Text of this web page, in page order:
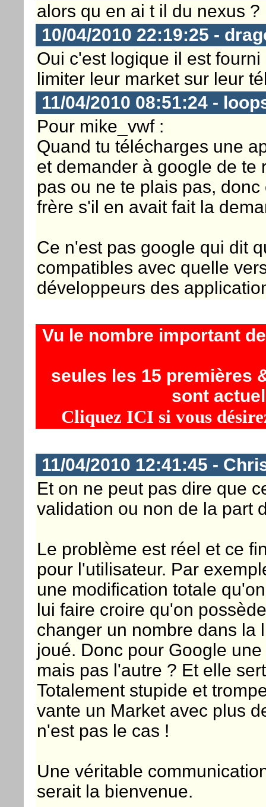
alors qu en ai t il du nexus
10/04/2010 22:19:25 -
Oui c'est logique il est
limiter leur market sur leur
11/04/2010 08:51:24 -
Pour mike_vwf :
Quand tu télécharges une
et demander à google de te
pas ou ne te plais pas,
frère s'il en avait fait la
Ce n'est pas google qui dit
compatibles avec quelle
développeurs des
Vu le nombre important
seules les 15 premières
sont
Cliquez ICI si vous
11/04/2010 12:41:45 -
Et on ne peut pas dire que
validation ou non de la part
Le problème est réel et ce
pour l'utilisateur. Par
une modification totale
lui faire croire qu'on
changer un nombre dans la
joué. Donc pour Google
mais pas l'autre ? Et elle
Totalement stupide et
vante un Market avec plus
n'est pas le cas !
Une véritable
serait la bienvenue.